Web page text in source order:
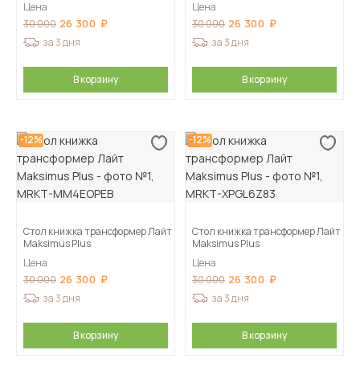
Цена
30 000 26 300
за 3 дня
В корзину
Цена
30 000 26 300
за 3 дня
В корзину
-12%
Стол книжка трансформер Лайт
Maksimus Plus
Цена
30 000 26 300
за 3 дня
В корзину
-12%
Стол книжка трансформер Лайт
Maksimus Plus
Цена
30 000 26 300
за 3 дня
В корзину